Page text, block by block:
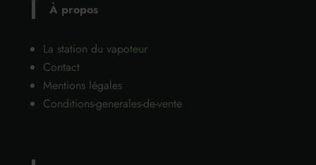
À propos
La station du vapoteur
Contact
Mentions légales
Conditions-generales-de-vente